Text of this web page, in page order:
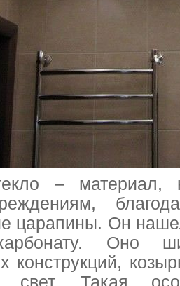
– материал,
царапины. Он
Оно
конструкций,
свет. Такая